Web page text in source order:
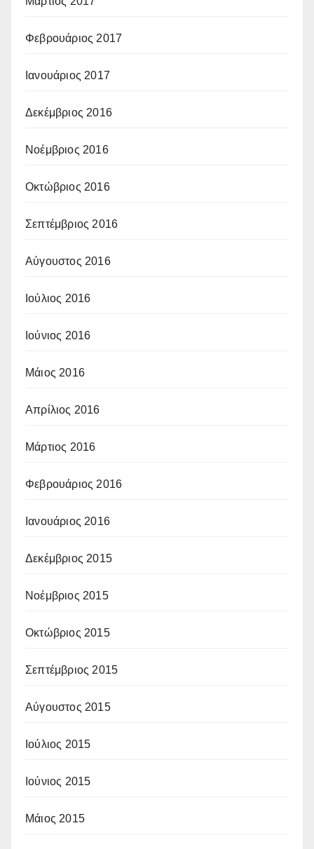
Φεβρουάριος 2017
Ιανουάριος 2017
Δεκέμβριος 2016
Νοέμβριος 2016
Οκτώβριος 2016
Σεπτέμβριος 2016
Αύγουστος 2016
Ιούλιος 2016
Ιούνιος 2016
Μάιος 2016
Απρίλιος 2016
Μάρτιος 2016
Φεβρουάριος 2016
Ιανουάριος 2016
Δεκέμβριος 2015
Νοέμβριος 2015
Οκτώβριος 2015
Σεπτέμβριος 2015
Αύγουστος 2015
Ιούλιος 2015
Ιούνιος 2015
Μάιος 2015